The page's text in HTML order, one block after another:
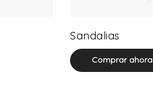
Sandalias
Comprar ahora